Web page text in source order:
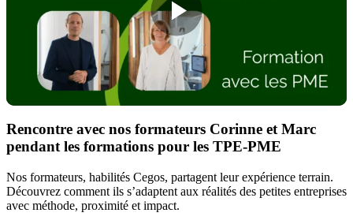
Rencontre avec nos formateurs Corinne et Marc
pendant les formations pour les TPE-PME
Nos formateurs, habilités Cegos, partagent leur expérience terrain.
Découvrez comment ils s’adaptent aux réalités des petites entreprises
avec méthode, proximité et impact.